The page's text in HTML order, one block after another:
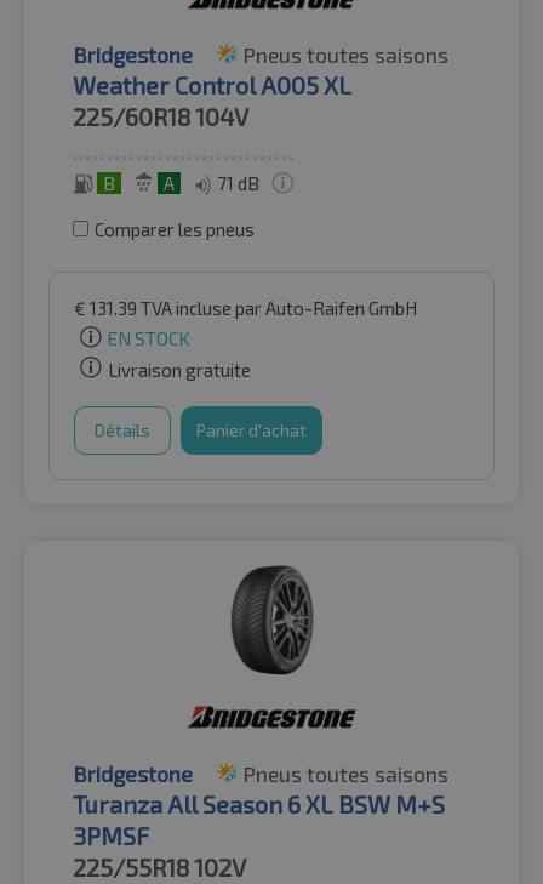
Bridgestone Pneus toutes saisons
Weather Control A005 XL
225/60R18104V
B A 71 dB
Comparer les pneus
€ 131.39 TVA incluse par Auto-Raifen GmbH
EN STOCK
Livraison gratuite
Détails Panier d'achat
Bridgestone Pneus toutes saisons
Turanza All Season 6 XL BSW M+S
3PMSF
225/55R18102V